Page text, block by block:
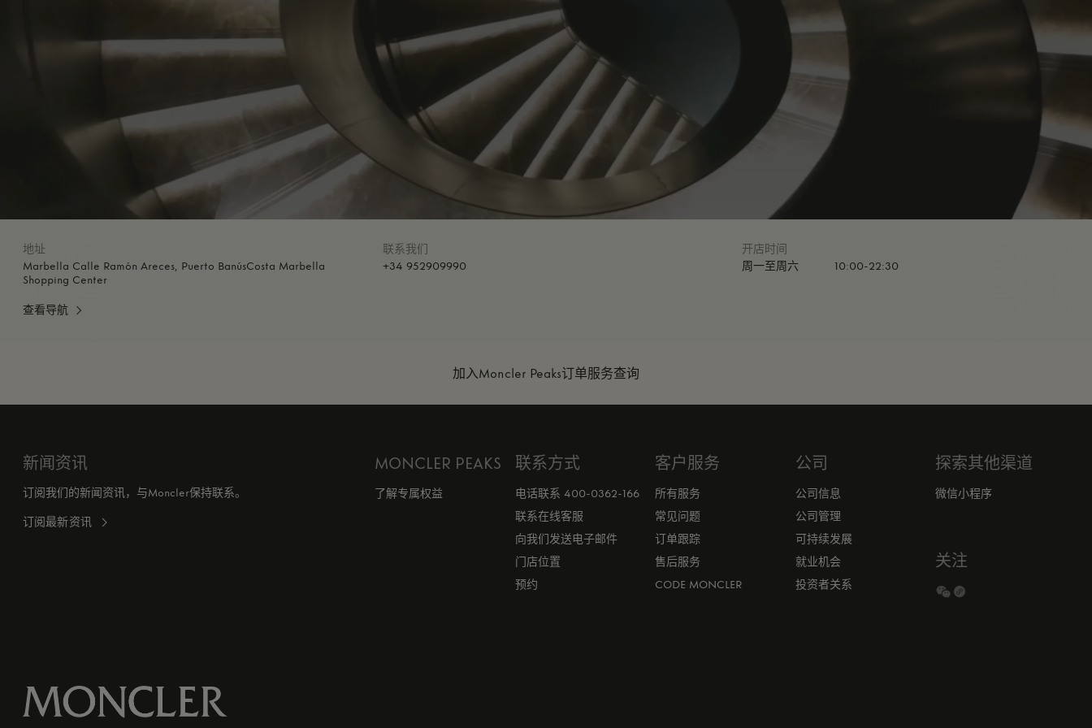
地址
Marbella Calle Ramón Areces, Puerto BanúsCosta Marbella
Shopping Center
查看导航
联系我们
+34 952909990
开店时间
周一至周六
10:00-22:30
加入Moncler Peaks订单服务查询
新闻资讯
订阅我们的新闻资讯，与Moncler保持联系。
订阅最新资讯
MONCLER PEAKS
了解专属权益
联系方式
电话联系 400-0362-166
联系在线客服
向我们发送电子邮件
门店位置
预约
客户服务
所有服务
常见问题
订单跟踪
售后服务
CODE MONCLER
公司
公司信息
公司管理
可持续发展
就业机会
投资者关系
探索其他渠道
微信小程序
关注